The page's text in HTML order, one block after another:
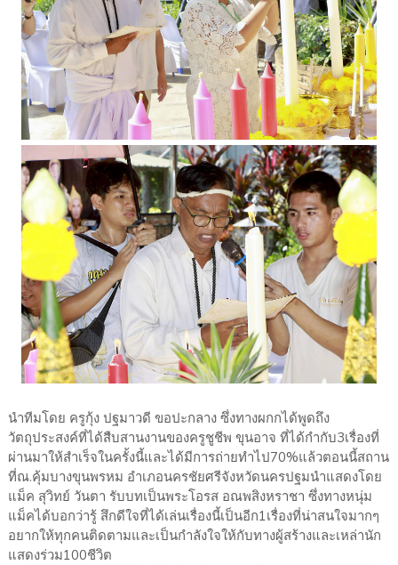
นำทีมโดย ครูกุ้ง ปฐมาวดี ขอปะกลาง ซึ่งทางผกกได้พูดถึง
วัตถุประสงค์ที่ได้สืบสานงานของครูชูชีพ ขุนอาจ ที่ได้กำกับ3เรื่องที่
ผ่านมาให้สำเร็จในครั้งนี้และได้มีการถ่ายทำไป70%แล้วตอนนี้สถาน
ที่ณ.คุ้มบางขุนพรหม อำเภอนครชัยศรีจังหวัดนครปฐมนำแสดงโดย
แม็ค สุวิทย์ วันตา รับบทเป็นพระโอรส อณพสิงหราชา ซึ่งทางหนุ่ม
แม็คได้บอกว่ารู้ สึกดีใจที่ได้เล่นเรื่องนี้เป็นอีก1เรื่องที่น่าสนใจมากๆ
อยากให้ทุกคนติดตามและเป็นกำลังใจให้กับทางผู้สร้างและเหล่านัก
แสดงร่วม100ชีวิต